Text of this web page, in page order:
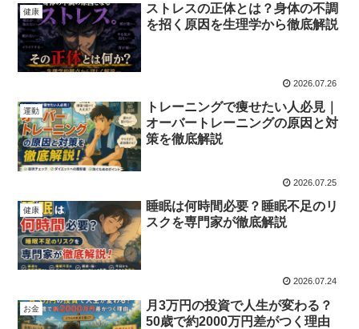
健康
ストレスの正体とは？身体の不調
を招く原因を生理学から徹底解説
2026.07.26
運動
トレーニングで痩せたい人必見｜
オーバートレーニングの原因と対
策を徹底解説
2026.07.25
健康
睡眠は何時間必要？睡眠不足のリ
スクを専門家が徹底解説
2026.07.24
お金
月3万円の投資で人生が変わる？
50歳で約2000万円差がつく理由